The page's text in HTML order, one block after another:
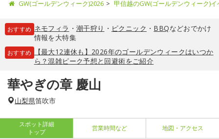
GW(ゴールデンウィーク)2026 甲信越のGW(ゴールデンウィーク)
おすすめ ネモフィラ ・ 潮干狩り ・ ピクニック ・ BBQなどおでかけ
情報を大特集
おすすめ
【最大12連休も】2026年のゴールデンウィークはいつか
ら？混雑ピーク予想と回避術をご紹介
華やぎの章 慶山
山梨県笛吹市
スポット詳細
トップ
営業時間など 地図・アクセス